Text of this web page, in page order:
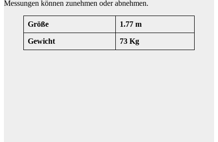
Messungen können zunehmen oder abnehmen.
Größe 1.77 m
Gewicht 73 Kg